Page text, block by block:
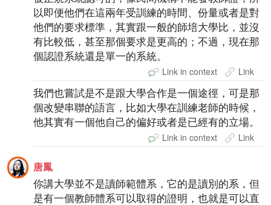
以即便他們在這兩年受訓練的時間、份量或者是對
他們的要求標準，其實跟一般的師培大學比，並沒
有比較低，甚至那個要求是更高的；不過，現在那
個認證系統還是單一的系統。
Link in context Link
我們也嘗試是不是跟大學合作是一個途徑，可是那
個改變串聯的語言，比如大學在訓練老師的時候，
他其實有一個他自己的偏好或者是已經有的立場。
Link in context Link
唐鳳
你講大學並不是讀師範體系，它的是讀別的系，但
是有一個教師體系可以取得的證明，也就是可以直